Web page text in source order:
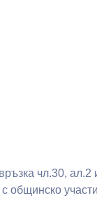
чл.30, ал.2
общинско